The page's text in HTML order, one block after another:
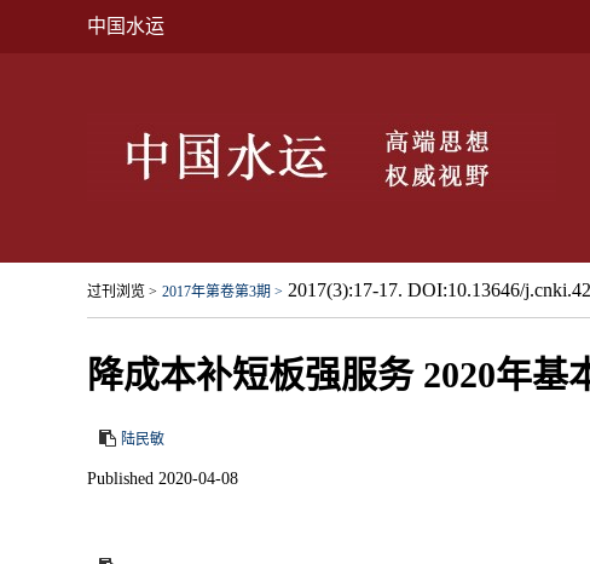
中国水运
过刊浏览 > 2017年第卷第3期 > 2017(3):17-17. DOI:10.13646/
降成本补短板强服务 2020年
陆民敏
Published 2020-04-08